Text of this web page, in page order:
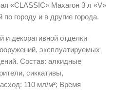
«CLASSIC» Махагон 3 л «V»
городу и в другие города.
и декоративной отделки
эксплуатируемых
Состав: алкидные
сиккативы,
110 мл/м²; Время